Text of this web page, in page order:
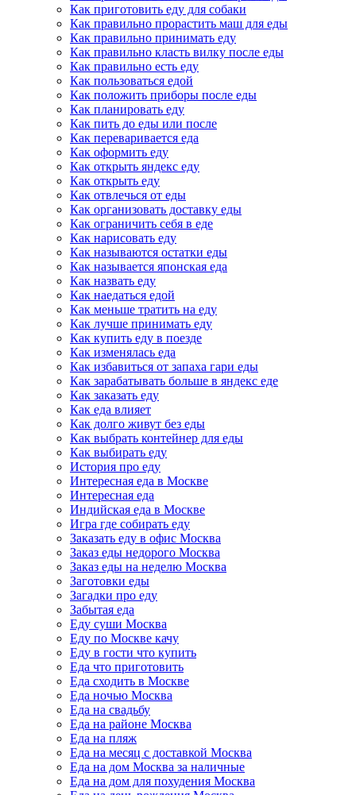
Как приготовить еду для собаки
Как правильно прорастить маш для еды
Как правильно принимать еду
Как правильно класть вилку после еды
Как правильно есть еду
Как пользоваться едой
Как положить приборы после еды
Как планировать еду
Как пить до еды или после
Как переваривается еда
Как оформить еду
Как открыть яндекс еду
Как открыть еду
Как отвлечься от еды
Как организовать доставку еды
Как ограничить себя в еде
Как нарисовать еду
Как называются остатки еды
Как называется японская еда
Как назвать еду
Как наедаться едой
Как меньше тратить на еду
Как лучше принимать еду
Как купить еду в поезде
Как изменялась еда
Как избавиться от запаха гари еды
Как зарабатывать больше в яндекс еде
Как заказать еду
Как еда влияет
Как долго живут без еды
Как выбрать контейнер для еды
Как выбирать еду
История про еду
Интересная еда в Москве
Интересная еда
Индийская еда в Москве
Игра где собирать еду
Заказать еду в офис Москва
Заказ еды недорого Москва
Заказ еды на неделю Москва
Заготовки еды
Загадки про еду
Забытая еда
Еду суши Москва
Еду по Москве качу
Еду в гости что купить
Еда что приготовить
Еда сходить в Москве
Еда ночью Москва
Еда на свадьбу
Еда на районе Москва
Еда на пляж
Еда на месяц с доставкой Москва
Еда на дом Москва за наличные
Еда на дом для похудения Москва